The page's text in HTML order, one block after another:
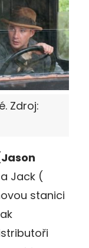
Zdroj:
Jason
Jack (
stanici